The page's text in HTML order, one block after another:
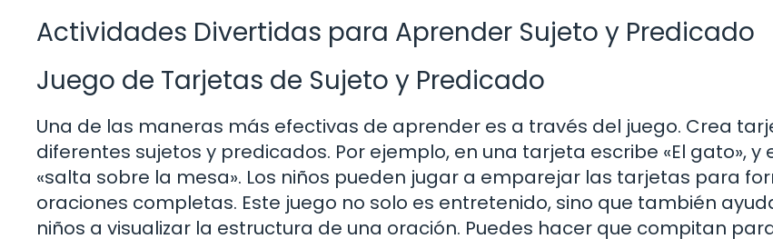
Actividades Divertidas para Aprender Sujeto y Predicado
Juego de Tarjetas de Sujeto y Predicado
Una de las maneras más efectivas de aprender es a través del juego. Crea
diferentes sujetos y predicados. Por ejemplo, en una tarjeta escribe «El gato», y
«salta sobre la mesa». Los niños pueden jugar a emparejar las tarjetas para
oraciones completas. Este juego no solo es entretenido, sino que también
niños a visualizar la estructura de una oración. Puedes hacer que compitan